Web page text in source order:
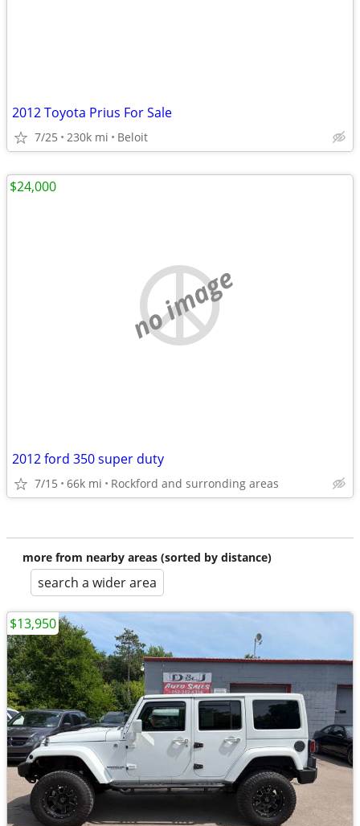
2012 Toyota Prius For Sale
7/25 230k mi Beloit
no image
2012 ford 350 super duty
7/15 66k mi Rockford and surronding areas
$24,000
more from nearby areas (sorted by distance)
search a wider area
$13,950